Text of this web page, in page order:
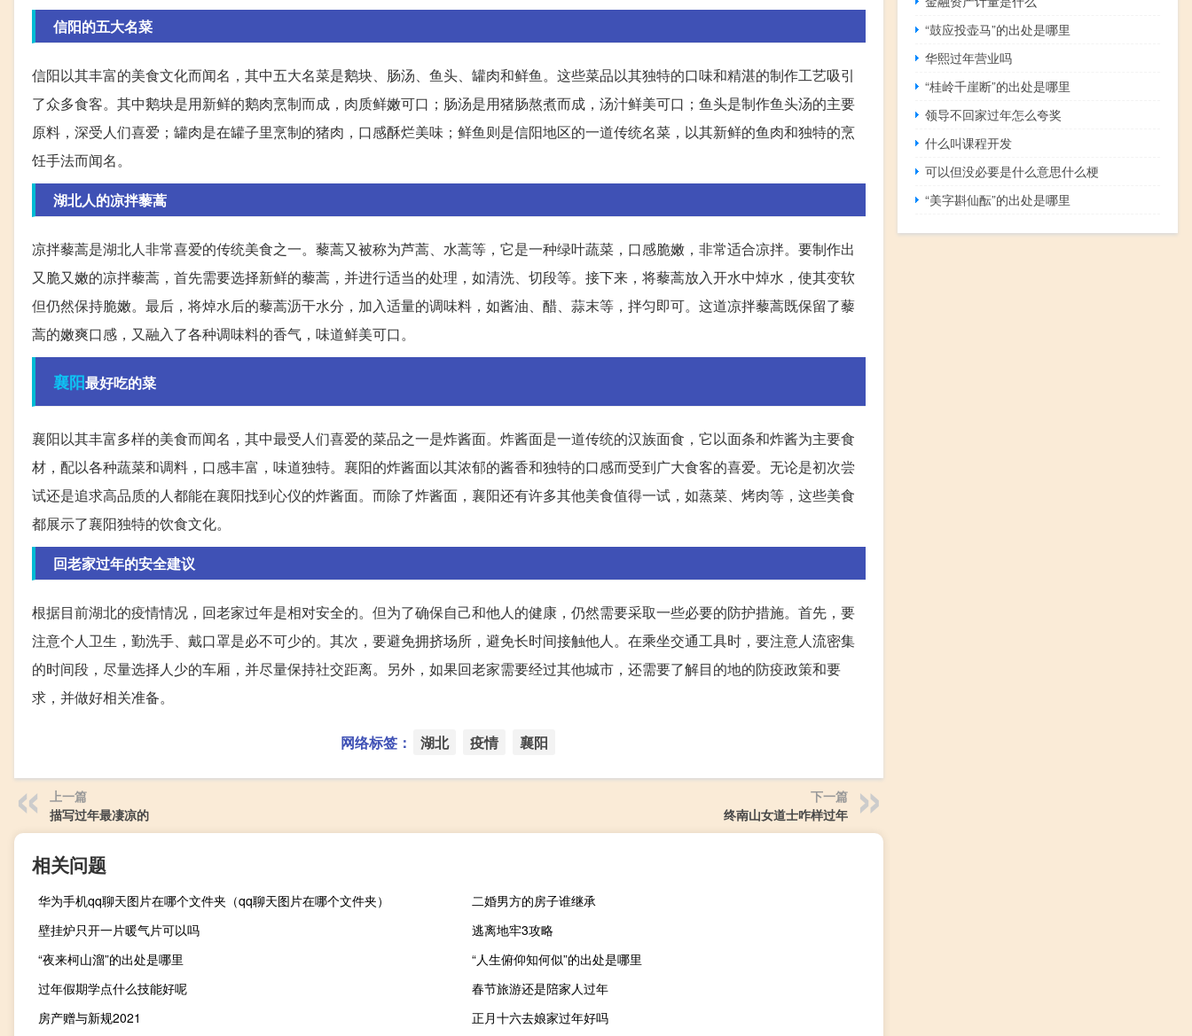
信阳的五大名菜
信阳以其丰富的美食文化而闻名，其中五大名菜是鹅块、肠汤、鱼头、罐肉和鲜鱼。这些菜品以其独特的口味和精湛的制作工艺吸引
了众多食客。其中鹅块是用新鲜的鹅肉烹制而成，肉质鲜嫩可口；肠汤是用猪肠熬煮而成，汤汁鲜美可口；鱼头是制作鱼头汤的主要
原料，深受人们喜爱；罐肉是在罐子里烹制的猪肉，口感酥烂美味；鲜鱼则是信阳地区的一道传统名菜，以其新鲜的鱼肉和独特的烹
饪手法而闻名。
湖北人的凉拌藜蒿
凉拌藜蒿是湖北人非常喜爱的传统美食之一。藜蒿又被称为芦蒿、水蒿等，它是一种绿叶蔬菜，口感脆嫩，非常适合凉拌。要制作出
又脆又嫩的凉拌藜蒿，首先需要选择新鲜的藜蒿，并进行适当的处理，如清洗、切段等。接下来，将藜蒿放入开水中焯水，使其变软
但仍然保持脆嫩。最后，将焯水后的藜蒿沥干水分，加入适量的调味料，如酱油、醋、蒜末等，拌匀即可。这道凉拌藜蒿既保留了藜
蒿的嫩爽口感，又融入了各种调味料的香气，味道鲜美可口。
襄阳最好吃的菜
襄阳以其丰富多样的美食而闻名，其中最受人们喜爱的菜品之一是炸酱面。炸酱面是一道传统的汉族面食，它以面条和炸酱为主要食
材，配以各种蔬菜和调料，口感丰富，味道独特。襄阳的炸酱面以其浓郁的酱香和独特的口感而受到广大食客的喜爱。无论是初次尝
试还是追求高品质的人都能在襄阳找到心仪的炸酱面。而除了炸酱面，襄阳还有许多其他美食值得一试，如蒸菜、烤肉等，这些美食
都展示了襄阳独特的饮食文化。
回老家过年的安全建议
根据目前湖北的疫情情况，回老家过年是相对安全的。但为了确保自己和他人的健康，仍然需要采取一些必要的防护措施。首先，要
注意个人卫生，勤洗手、戴口罩是必不可少的。其次，要避免拥挤场所，避免长时间接触他人。在乘坐交通工具时，要注意人流密集
的时间段，尽量选择人少的车厢，并尽量保持社交距离。另外，如果回老家需要经过其他城市，还需要了解目的地的防疫政策和要
求，并做好相关准备。
网络标签： 湖北 疫情 襄阳
上一篇
描写过年最凄凉的
下一篇
终南山女道士咋样过年
相关问题
华为手机qq聊天图片在哪个文件夹（qq聊天图片在哪个文件夹）
二婚男方的房子谁继承
壁挂炉只开一片暖气片可以吗
逃离地牢3攻略
“夜来柯山溜”的出处是哪里
“人生俯仰知何似”的出处是哪里
过年假期学点什么技能好呢
春节旅游还是陪家人过年
房产赠与新规2021
正月十六去娘家过年好吗
“鼓应投壶马”的出处是哪里
华熙过年营业吗
“桂岭千崖断”的出处是哪里
领导不回家过年怎么夸奖
什么叫课程开发
可以但没必要是什么意思什么梗
“美字斟仙酝”的出处是哪里